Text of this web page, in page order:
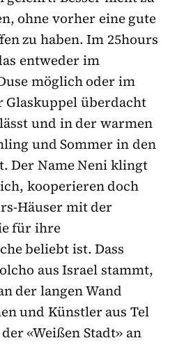
ohne vorher eine gute
zu haben. Im 25hours
entweder im
möglich oder im
Glaskuppel überdacht
und in der warmen
und Sommer in den
Der Name Neni klingt
kooperieren doch
Häuser mit der
für ihre
beliebt ist. Dass
aus Israel stammt,
der langen Wand
und Künstler aus Tel
«Weißen Stadt» an